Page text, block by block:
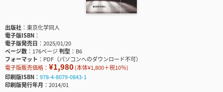
出版社
東京化学同人
電子版ISBN
電子版発売日
2025/01/20
ページ数
176ページ判型
B6
フォーマット
PDF（パソコンへのダウンロード不可）
電子版販売価格： ¥1,980(本体¥1,800＋税10％)
印刷版ISBN
978-4-8079-0843-1
印刷版発行年月
2014/01